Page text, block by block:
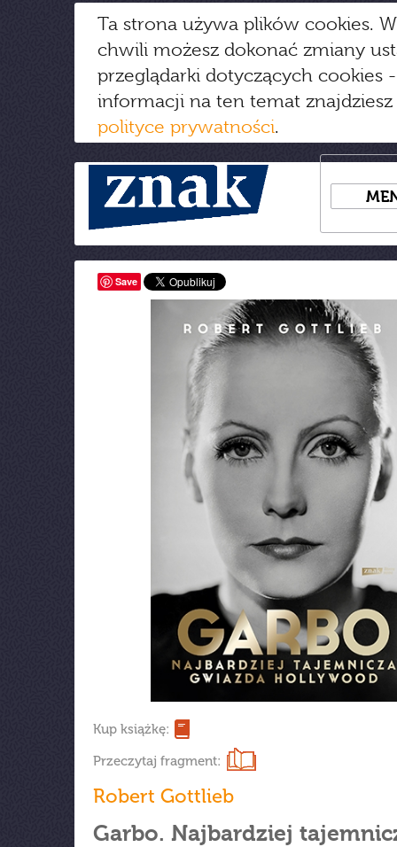
Ta strona używa plików cookies.
chwili możesz dokonać zmiany
przeglądarki dotyczących cookies
informacji na ten temat
polityce prywatności.
Save
Kup książkę:
Przeczytaj fragment:
Robert Gottlieb
Garbo. Najbardziej